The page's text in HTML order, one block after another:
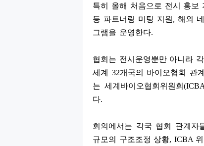
특히 올해 처음으로 전시 홍보
등 파트너링 미팅 지원 , 해외
그램을 운영한다.
협회는 전시운영뿐만 아니라
세계 32개국의 바이오협회 관
는 세계바이오협회위원회
다.
회의에서는 각국 협회 관계자
규모의 구조조정 상황, ICBA